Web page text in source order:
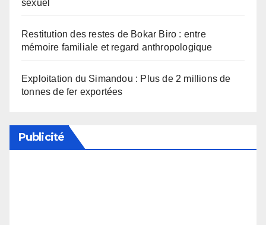
sexuel
Restitution des restes de Bokar Biro : entre
mémoire familiale et regard anthropologique
Exploitation du Simandou : Plus de 2 millions de
tonnes de fer exportées
Publicité